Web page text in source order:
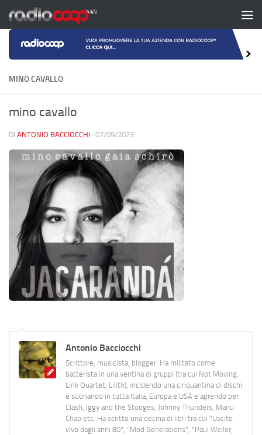
Salta al contenuto
MINO CAVALLO
mino cavallo
DI ANTONIO BACCIOCCHI · 07/09/2023
Antonio Bacciocchi
Scrittore, musicista, blogger. Ha militato come
batterista in una ventina di gruppi (tra cui Not Moving,
Link Quartet, Lilith), incidendo una cinquantina di dischi
e suonando in tutta Italia, Europa e USA e aprendo per
Clash, Iggy and the Stooges, Johnny Thunders, Manu
Chao etc. Ha scritto una decina di libri tra cui "Uscito
vivo dagli anni 80", "Mod Generations", "Paul Weller,